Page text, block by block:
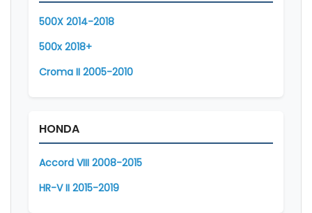
500X 2014-2018
500x 2018+
Croma II 2005-2010
HONDA
Accord VIII 2008-2015
HR-V II 2015-2019